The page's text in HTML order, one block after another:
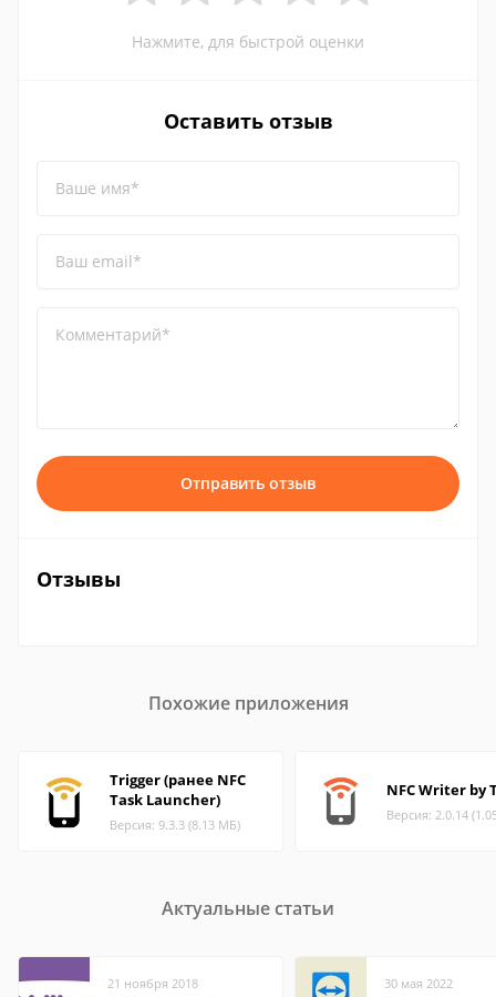
Нажмите, для быстрой оценки
Оставить отзыв
Ваше имя*
Ваш email*
Комментарий*
Отправить отзыв
Отзывы
Похожие приложения
Trigger (ранее NFC
Task Launcher)
Версия: 9.3.3 (8.13 МБ)
NFC Writer by
Версия: 2.0.14
Актуальные статьи
21 ноября 2018 30 мая 2022